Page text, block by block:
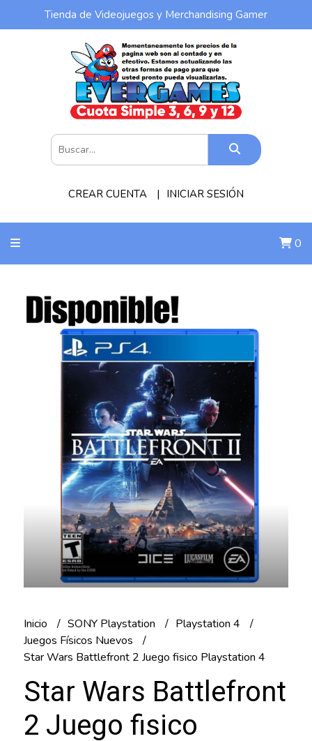
Tienda de Videojuegos y Merchandising Gamer
CREAR CUENTA INICIAR SESIÓN
0
Inicio SONY Playstation
Playstation 4
Juegos Físicos Nuevos
Star Wars Battlefront 2 Juego fisico Playstation 4
Star Wars Battlefront
2 Juego fisico